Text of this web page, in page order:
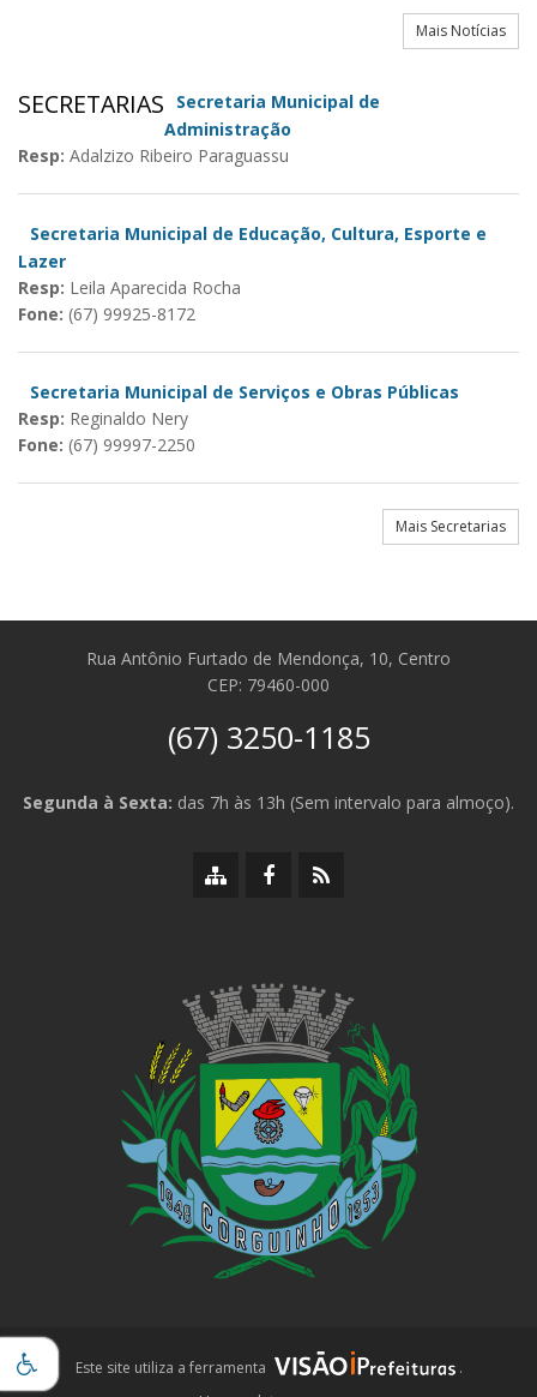
Mais Notícias
SECRETARIAS
Secretaria Municipal de
Administração
Resp: Adalzizo Ribeiro Paraguassu
Secretaria Municipal de Educação, Cultura, Esporte e
Lazer
Resp: Leila Aparecida Rocha
Fone: (67) 99925-8172
Secretaria Municipal de Serviços e Obras Públicas
Resp: Reginaldo Nery
Fone: (67) 99997-2250
Mais Secretarias
Rua Antônio Furtado de Mendonça, 10, Centro
CEP: 79460-000
(67) 3250-1185
Segunda à Sexta: das 7h às 13h (Sem intervalo para almoço).
MapaFacebook
RSS
Este site utiliza a ferramenta
.